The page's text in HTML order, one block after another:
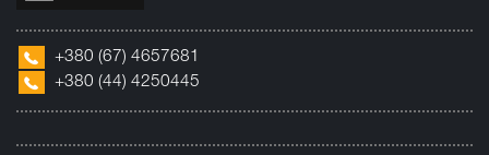
+380 (67) 4657681
+380 (44) 4250445